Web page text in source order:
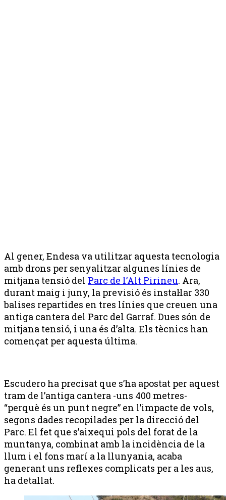
Al gener, Endesa va utilitzar aquesta tecnologia
amb drons per senyalitzar algunes línies de
mitjana tensió del Parc de l’Alt Pirineu. Ara,
durant maig i juny, la previsió és instal·lar 330
balises repartides en tres línies que creuen una
antiga cantera del Parc del Garraf. Dues són de
mitjana tensió, i una és d’alta. Els tècnics han
començat per aquesta última.
Escudero ha precisat que s’ha apostat per aquest
tram de l’antiga cantera -uns 400 metres-
“perquè és un punt negre” en l’impacte de vols,
segons dades recopilades per la direcció del
Parc. El fet que s’aixequi pols del forat de la
muntanya, combinat amb la incidència de la
llum i el fons marí a la llunyania, acaba
generant uns reflexes complicats per a les aus,
ha detallat.